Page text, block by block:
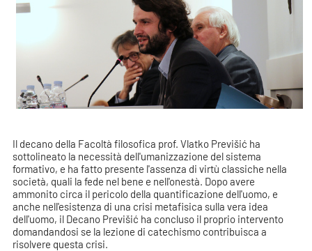
Il decano della Facoltà filosofica prof. Vlatko Previšić ha
sottolineato la necessità dell'umanizzazione del sistema
formativo, e ha fatto presente l'assenza di virtù classiche nella
società, quali la fede nel bene e nell'onestà. Dopo avere
ammonito circa il pericolo della quantificazione dell'uomo, e
anche nell'esistenza di una crisi metafisica sulla vera idea
dell'uomo, il Decano Previšić ha concluso il proprio intervento
domandandosi se la lezione di catechismo contribuisca a
risolvere questa crisi.